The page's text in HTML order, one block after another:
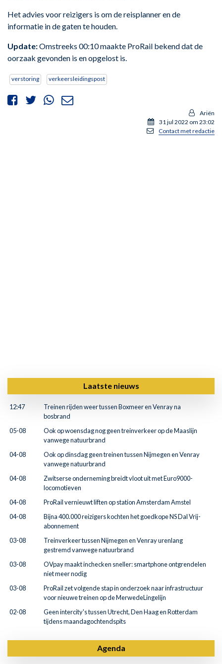
Het advies voor reizigers is om de reisplanner en de
informatie in de gaten te houden.
Update:Omstreeks 00:10 maakte ProRail bekend dat de
oorzaak gevonden is en opgelost is.
verstoring verkeersleidingspost
Ariën
31 jul 2022 om 23:02
Contact met redactie
Laatste nieuws
12:47
Treinen rijden weer tussen Boxmeer en Venray na
bosbrand
05-08
Ook op woensdag nog geen treinverkeer op de Maaslijn
vanwege natuurbrand
04-08
Ook op dinsdag geen treinen tussen Nijmegen en Venray
vanwege natuurbrand
04-08
Zwitserse onderneming breidt vloot uit met Euro9000-
locomotieven
04-08
ProRail vernieuwt liften op station Amsterdam Amstel
04-08
Bijna 400.000 reizigers kochten het goedkope NS Dal Vrij-
abonnement
03-08
Treinverkeer tussen Nijmegen en Venray urenlang
gestremd vanwege natuurbrand
03-08
OVpay maakt inchecken sneller: smartphone ontgrendelen
niet meer nodig
03-08
ProRail zet volgende stap in onderzoek naar infrastructuur
voor nieuwe treinen op de MerwedeLingelijn
02-08
Geen intercity's tussen Utrecht, Den Haag en Rotterdam
tijdens maandagochtendspits
Agenda